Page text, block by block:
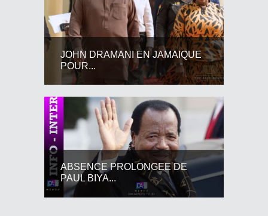
JOHN DRAMANI EN JAMAIQUE
POUR...
ABSENCE PROLONGEE DE
PAUL BIYA...